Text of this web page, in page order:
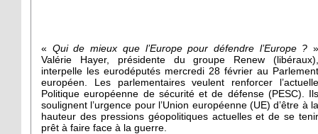
« Qui de mieux que l’Europe pour défendre l’Europe ?
Valérie Hayer, présidente du groupe Renew (libéraux),
interpelle les eurodéputés mercredi 28 février au Parlement
européen. Les parlementaires veulent renforcer l’actuelle
Politique européenne de sécurité et de défense (PESC). Ils
soulignent l’urgence pour l’Union européenne (UE) d’être à la
hauteur des pressions géopolitiques actuelles et de se tenir
prêt à faire face à la guerre.